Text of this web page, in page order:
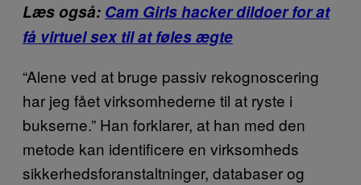
Læs også: Cam Girls hacker dildoer for at
få virtuel sex til at føles ægte
“Alene ved at bruge passiv rekognoscering
har jeg fået virksomhederne til at ryste i
bukserne.” Han forklarer, at han med den
metode kan identificere en virksomheds
sikkerhedsforanstaltninger, databaser og